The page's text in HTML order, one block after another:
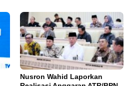
Nusron Wahid Laporkan